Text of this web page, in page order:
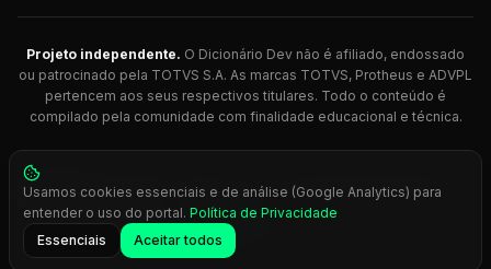
Projeto independente. O Dicionário Dev não é afiliado, endossado
ou patrocinado pela TOTVS S.A. As marcas TOTVS, Protheus e ADVPL
pertencem aos seus respectivos titulares. Todo o conteúdo é
compilado pela comunidade com finalidade educacional e técnica.
© 2026 Dicionário Dev. Feito com 💚 para desenvolvedores
Protheus.
Press Ctrl+K
Usamos cookies essenciais e de análise (Google Analytics) para
entender o uso do portal. Política de Privacidade
Essenciais
Aceitar todos